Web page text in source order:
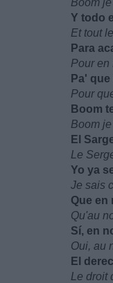
Boom
Y todo
Et tout
Para
Pour en
Pa'
Pour
Boom
Boom
El
Le
Yo ya
Je sais
Que en
Qu'au
Sí, en
Oui, au
El
Le droit